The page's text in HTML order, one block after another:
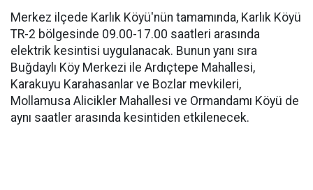
Merkez ilçede Karlık Köyü'nün tamamında, Karlık Köyü
TR-2 bölgesinde 09.00-17.00 saatleri arasında
elektrik kesintisi uygulanacak. Bunun yanı sıra
Buğdaylı Köy Merkezi ile Ardıçtepe Mahallesi,
Karakuyu Karahasanlar ve Bozlar mevkileri,
Mollamusa Alicikler Mahallesi ve Ormandamı Köyü de
aynı saatler arasında kesintiden etkilenecek.